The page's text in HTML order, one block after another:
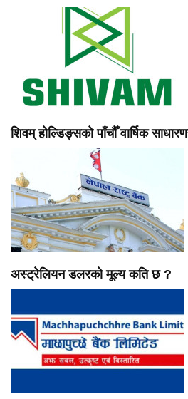
शिवम् होल्डिङ्सको पाँचौँ वार्षिक
अस्ट्रेलियन डलरको मूल्य कति छ ?